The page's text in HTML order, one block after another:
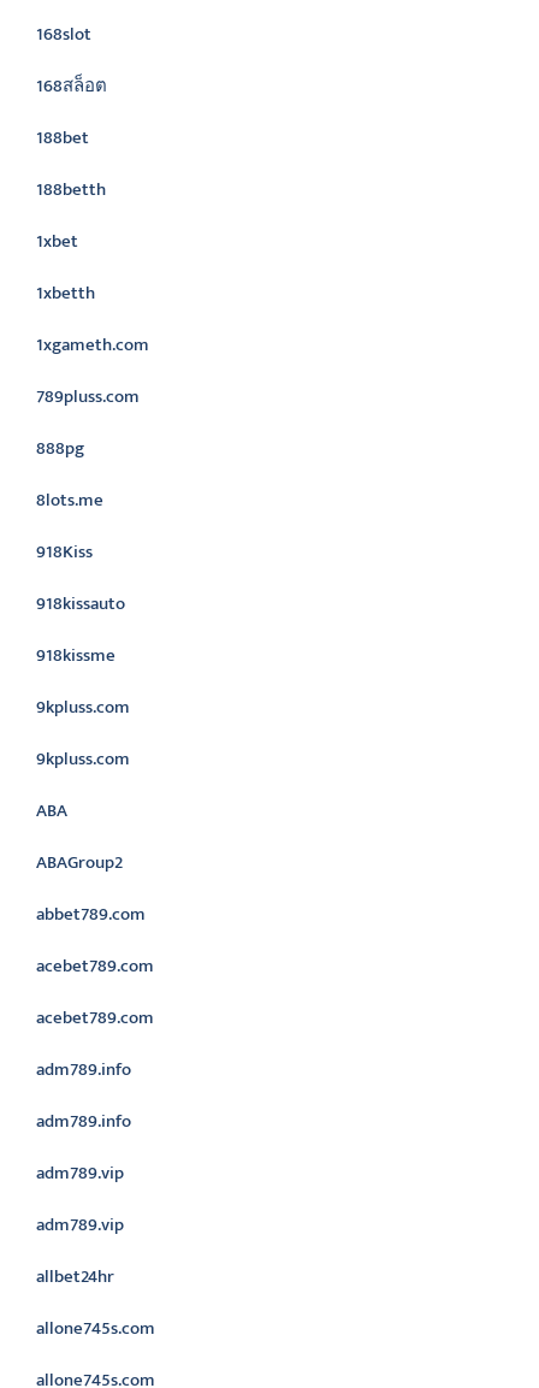
168slot
168สล็อต
188bet
188betth
1xbet
1xbetth
1xgameth.com
789pluss.com
888pg
8lots.me
918Kiss
918kissauto
918kissme
9kpluss.com
9kpluss.com
ABA
ABAGroup2
abbet789.com
acebet789.com
acebet789.com
adm789.info
adm789.info
adm789.vip
adm789.vip
allbet24hr
allone745s.com
allone745s.com